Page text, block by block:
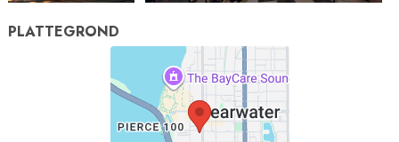
PLATTEGROND